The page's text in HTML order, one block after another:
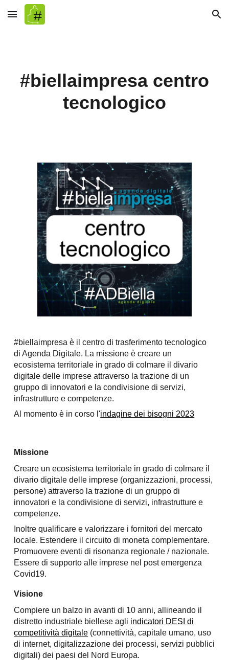
Skip to main content Skip to navigation
#biellaimpresa centro
tecnologico
#biellaimpresa è il centro di trasferimento tecnologico
di Agenda Digitale. La missione è creare un
ecosistema territoriale in grado di colmare il divario
digitale delle imprese attraverso la trazione di un
gruppo di innovatori e la condivisione di servizi,
infrastrutture e competenze.
Al momento è in corso l'indagine dei bisogni 2023
Missione
Creare un ecosistema territoriale in grado di colmare il
divario digitale delle imprese (organizzazioni, processi,
persone) attraverso la trazione di un gruppo di
innovatori e la condivisione di servizi, infrastrutture e
competenze.
Inoltre qualificare e valorizzare i fornitori del mercato
locale. Estendere il circuito di moneta complementare.
Promuovere eventi di risonanza regionale / nazionale.
Essere di supporto alle imprese nel post emergenza
Covid19.
Visione
Compiere un balzo in avanti di 10 anni, allineando il
distretto industriale biellese agli indicatori DESI di
competitività digitale (connettività, capitale umano, uso
di internet, digitalizzazione dei processi, servizi pubblici
digitali) dei paesi del Nord Europa.